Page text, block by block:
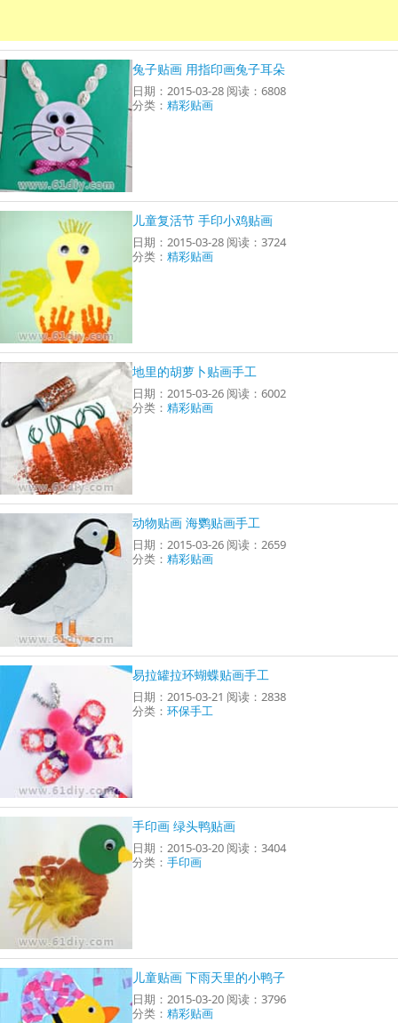
兔子贴画 用指印画兔子耳朵
日期：2015-03-28 阅读：6808
分类：精彩贴画
儿童复活节 手印小鸡贴画
日期：2015-03-28 阅读：3724
分类：精彩贴画
地里的胡萝卜贴画手工
日期：2015-03-26 阅读：6002
分类：精彩贴画
动物贴画 海鹦贴画手工
日期：2015-03-26 阅读：2659
分类：精彩贴画
易拉罐拉环蝴蝶贴画手工
日期：2015-03-21 阅读：2838
分类：环保手工
手印画 绿头鸭贴画
日期：2015-03-20 阅读：3404
分类：手印画
儿童贴画 下雨天里的小鸭子
日期：2015-03-20 阅读：3796
分类：精彩贴画